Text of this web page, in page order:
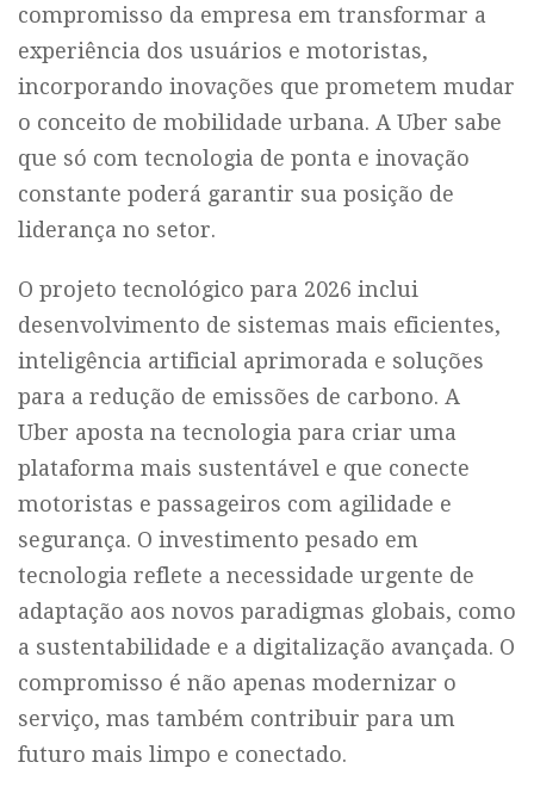
compromisso da empresa em transformar a
experiência dos usuários e motoristas,
incorporando inovações que prometem mudar
o conceito de mobilidade urbana. A Uber sabe
que só com tecnologia de ponta e inovação
constante poderá garantir sua posição de
liderança no setor.
O projeto tecnológico para 2026 inclui
desenvolvimento de sistemas mais eficientes,
inteligência artificial aprimorada e soluções
para a redução de emissões de carbono. A
Uber aposta na tecnologia para criar uma
plataforma mais sustentável e que conecte
motoristas e passageiros com agilidade e
segurança. O investimento pesado em
tecnologia reflete a necessidade urgente de
adaptação aos novos paradigmas globais, como
a sustentabilidade e a digitalização avançada. O
compromisso é não apenas modernizar o
serviço, mas também contribuir para um
futuro mais limpo e conectado.